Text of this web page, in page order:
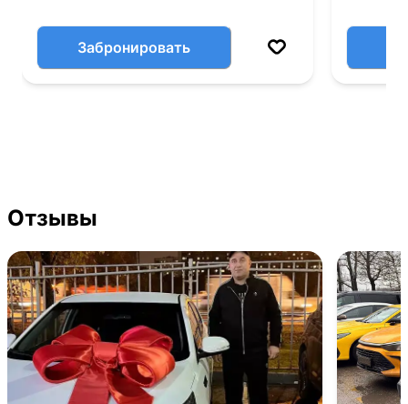
Забронировать
Отзывы